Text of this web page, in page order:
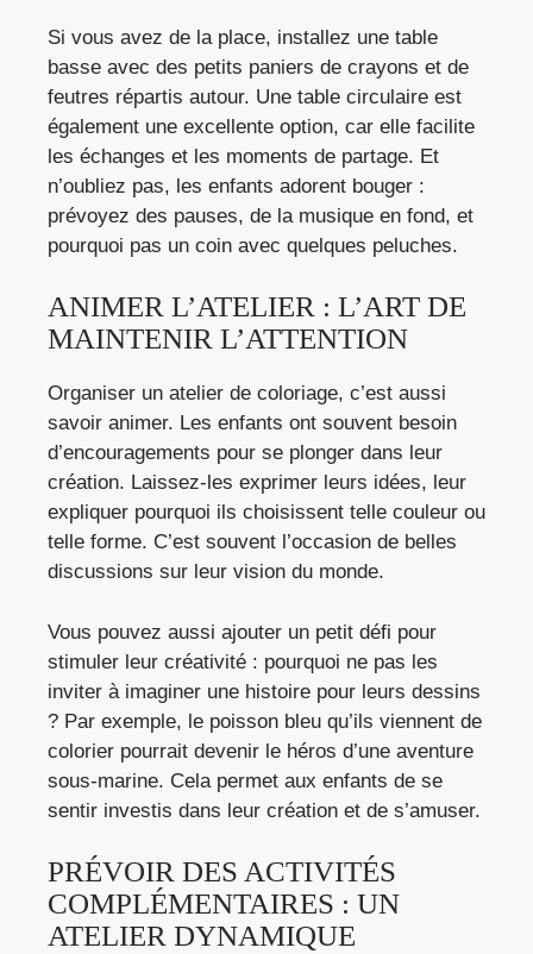
Si vous avez de la place, installez une table
basse avec des petits paniers de crayons et de
feutres répartis autour. Une table circulaire est
également une excellente option, car elle facilite
les échanges et les moments de partage. Et
n’oubliez pas, les enfants adorent bouger :
prévoyez des pauses, de la musique en fond, et
pourquoi pas un coin avec quelques peluches.
ANIMER L’ATELIER : L’ART DE
MAINTENIR L’ATTENTION
Organiser un atelier de coloriage, c’est aussi
savoir animer. Les enfants ont souvent besoin
d’encouragements pour se plonger dans leur
création. Laissez-les exprimer leurs idées, leur
expliquer pourquoi ils choisissent telle couleur ou
telle forme. C’est souvent l’occasion de belles
discussions sur leur vision du monde.
Vous pouvez aussi ajouter un petit défi pour
stimuler leur créativité : pourquoi ne pas les
inviter à imaginer une histoire pour leurs dessins
? Par exemple, le poisson bleu qu’ils viennent de
colorier pourrait devenir le héros d’une aventure
sous-marine. Cela permet aux enfants de se
sentir investis dans leur création et de s’amuser.
PRÉVOIR DES ACTIVITÉS
COMPLÉMENTAIRES : UN
ATELIER DYNAMIQUE